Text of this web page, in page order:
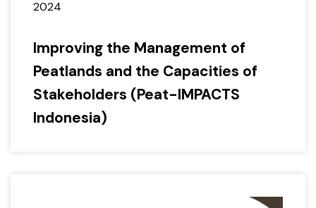
2024
Improving the Management of
Peatlands and the Capacities of
Stakeholders (Peat-IMPACTS
Indonesia)